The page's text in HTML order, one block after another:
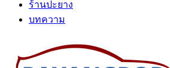
ร้านปะยาง
บทความ